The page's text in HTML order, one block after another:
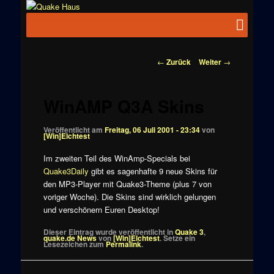
News zu
Beitragsnavigation
← Zurück Weiter →
Veröffentlicht am Freitag, 06 Juli 2001 - 23:34von
[Win]Elchtest
Im zweiten Teil des WinAmp-Specials bei
Quake3Daily gibt es sagenhafte 9 neue Skins für
den MP3-Player mit Quake3-Theme (plus 7 von
voriger Woche). Die Skins sind wirklich gelungen
und verschönern Euren Desktop!
Dieser Eintrag wurde veröffentlicht inQuake 3,
quake.de Newsvon[Win]Elchtest. Setze ein
Lesezeichen zumPermalink.